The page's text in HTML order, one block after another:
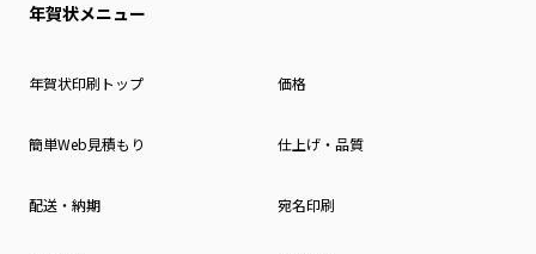
年賀状メニュー
年賀状印刷トップ 価格
簡単Web見積もり 仕上げ・品質
配送・納期 宛名印刷